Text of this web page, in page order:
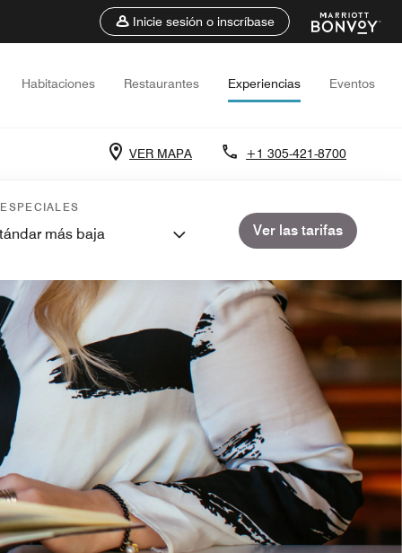
Inicie sesión o inscríbase
Habitaciones Restaurantes Experiencias Eventos
VER MAPA +1 305-421-8700
más baja Ver las tarifas